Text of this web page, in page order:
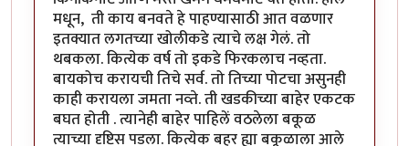
मधून, ती काय बनवते हे पाहण्यासाठी आत वळणार
इतक्यात लगतच्या खोलीकडे त्याचे लक्ष गेलं. तो
थबकला. कित्येक वर्ष तो इकडे फिरकलाच नव्हता.
बायकोच करायची तिचे सर्व. तो तिच्या पोटचा असुनही
काही करायला जमता नव्ते. ती खडकीच्या बाहेर एकटक
बघत होती . त्यानेही बाहेर पाहिलें वठलेला बकूळ
त्याच्या दृष्टिस पडला. कित्येक बहर ह्या बकूळाला आले